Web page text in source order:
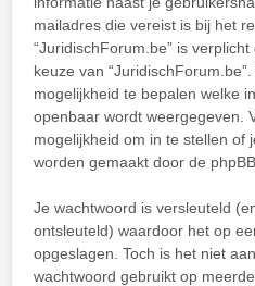
mailadres die vereist is bij het
“JuridischForum.be” is
keuze van
mogelijkheid te bepalen welke
openbaar wordt weergegeven.
mogelijkheid om in te stellen of
worden gemaakt door de
Je wachtwoord is versleuteld
ontsleuteld) waardoor het op
opgeslagen. Toch is het niet
wachtwoord gebruikt op